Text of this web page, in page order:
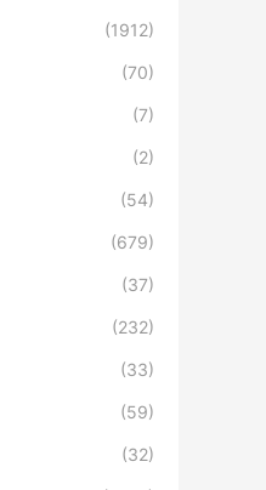
(1912)
(70)
(7)
(2)
(54)
(679)
(37)
(232)
(33)
(59)
(32)